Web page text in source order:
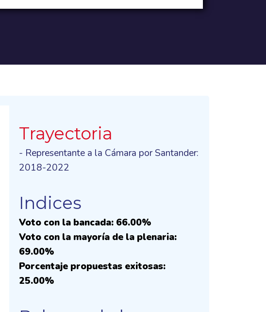
Trayectoria
- Representante a la Cámara por Santander:
2018-2022
Indices
Voto con la bancada: 66.00%
Voto con la mayoría de la plenaria:
69.00%
Porcentaje propuestas exitosas:
25.00%